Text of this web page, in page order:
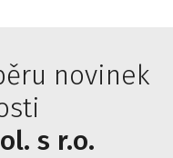
novinek
s r.o.